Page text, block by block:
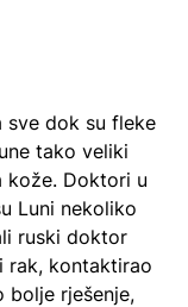
sve dok su fleke
tako veliki
kože. Doktori u
Luni nekoliko
ruski doktor
rak, kontaktirao
bolje rješenje,